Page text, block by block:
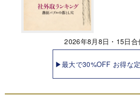
2026年8月8日・15日合
▶最大で30%OFF お得な